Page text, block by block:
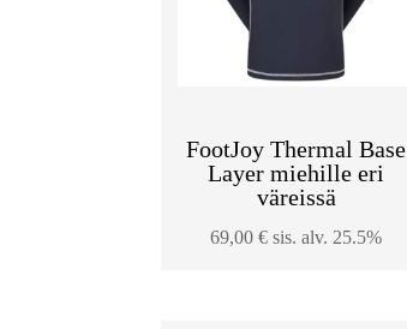
FootJoy Thermal Base
Layer miehille eri
väreissä
69,00€ sis. alv. 25.5%